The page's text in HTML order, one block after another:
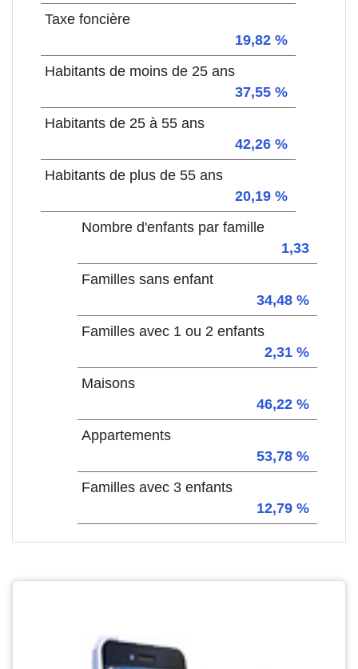
Taxe foncière
19,82 %
Habitants de moins de 25 ans
37,55 %
Habitants de 25 à 55 ans
42,26 %
Habitants de plus de 55 ans
20,19 %
Nombre d'enfants par famille
1,33
Familles sans enfant
34,48 %
Familles avec 1 ou 2 enfants
2,31 %
Maisons
46,22 %
Appartements
53,78 %
Familles avec 3 enfants
12,79 %